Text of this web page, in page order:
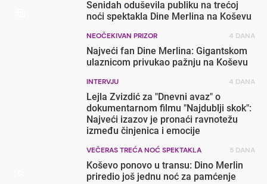
Senidah oduševila publiku na trećoj
noći spektakla Dine Merlina na Koševu
NEOČEKIVAN PRIZOR 4 DANA
Najveći fan Dine Merlina: Gigantskom
ulaznicom privukao pažnju na Koševu
INTERVJU 4 DANA
Lejla Zvizdić za "Dnevni avaz" o
dokumentarnom filmu "Najdublji skok":
Najveći izazov je pronaći ravnotežu
između činjenica i emocije
VEČERAS TREĆA NOĆ SPEKTAKLA 5 DANA
Koševo ponovo u transu: Dino Merlin
priredio još jednu noć za pamćenje